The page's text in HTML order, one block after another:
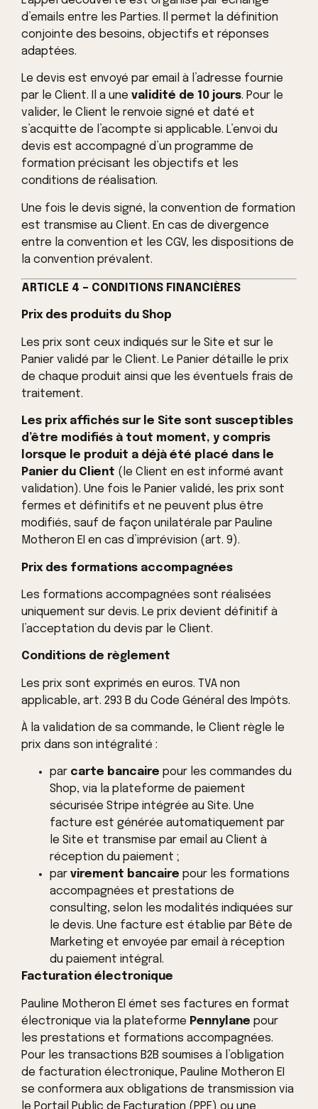
d’emails entre les Parties. Il permet la définition
conjointe des besoins, objectifs et réponses
adaptées.
Le devis est envoyé par email à l’adresse fournie
par le Client. Il a une validité de 10 jours. Pour le
valider, le Client le renvoie signé et daté et
s’acquitte de l’acompte si applicable. L’envoi du
devis est accompagné d’un programme de
formation précisant les objectifs et les
conditions de réalisation.
Une fois le devis signé, la convention de formation
est transmise au Client. En cas de divergence
entre la convention et les CGV, les dispositions de
la convention prévalent.
ARTICLE 4 – CONDITIONS FINANCIÈRES
Prix des produits du Shop
Les prix sont ceux indiqués sur le Site et sur le
Panier validé par le Client. Le Panier détaille le prix
de chaque produit ainsi que les éventuels frais de
traitement.
Les prix affichés sur le Site sont susceptibles
d’être modifiés à tout moment, y compris
lorsque le produit a déjà été placé dans le
Panier du Client (le Client en est informé avant
validation). Une fois le Panier validé, les prix sont
fermes et définitifs et ne peuvent plus être
modifiés, sauf de façon unilatérale par Pauline
Motheron EI en cas d’imprévision (art. 9).
Prix des formations accompagnées
Les formations accompagnées sont réalisées
uniquement sur devis. Le prix devient définitif à
l’acceptation du devis par le Client.
Conditions de règlement
Les prix sont exprimés en euros. TVA non
applicable, art. 293 B du Code Général des Impôts.
À la validation de sa commande, le Client règle le
prix dans son intégralité :
par carte bancaire pour les commandes du
Shop, via la plateforme de paiement
sécurisée Stripe intégrée au Site. Une
facture est générée automatiquement par
le Site et transmise par email au Client à
réception du paiement ;
par virement bancaire pour les formations
accompagnées et prestations de
consulting, selon les modalités indiquées sur
le devis. Une facture est établie par Bête de
Marketing et envoyée par email à réception
du paiement intégral.
Facturation électronique
Pauline Motheron EI émet ses factures en format
électronique via la plateforme Pennylane pour
les prestations et formations accompagnées.
Pour les transactions B2B soumises à l’obligation
de facturation électronique, Pauline Motheron EI
se conformera aux obligations de transmission via
le Portail Public de Facturation (PPF) ou une